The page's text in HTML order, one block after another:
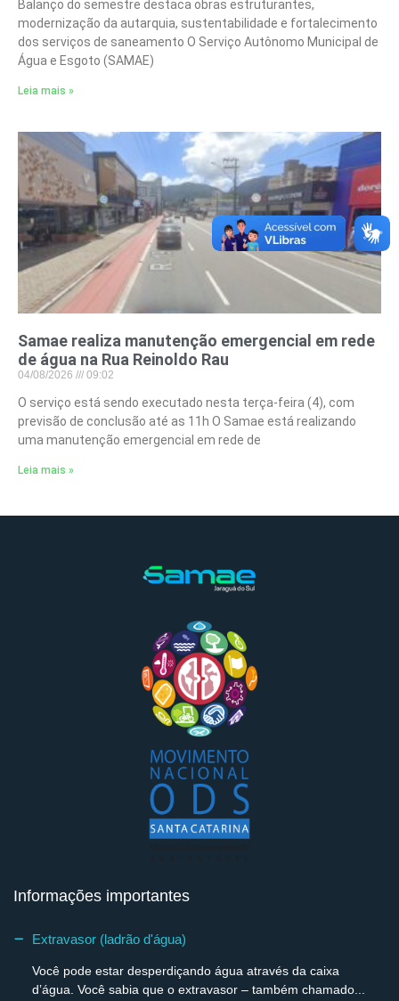
Balanço do semestre destaca obras estruturantes,
modernização da autarquia, sustentabilidade e fortalecimento
dos serviços de saneamento O Serviço Autônomo Municipal de
Água e Esgoto (SAMAE)
Leia mais »
Samae realiza manutenção emergencial em rede
de água na Rua Reinoldo Rau
04/08/2026 09:02
O serviço está sendo executado nesta terça-feira (4), com
previsão de conclusão até as 11h O Samae está realizando
uma manutenção emergencial em rede de
Leia mais »
Informações importantes
Extravasor (ladrão d'água)
Você pode estar desperdiçando água através da caixa
d’água. Você sabia que o extravasor – também chamado...